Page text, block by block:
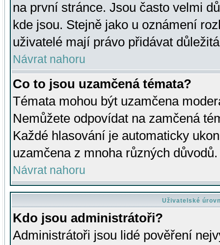
na první stránce. Jsou často velmi
kde jsou. Stejně jako u oznámení
uživatelé mají právo přidávat
Návrat nahoru
Co to jsou uzamčená témata?
Témata mohou být uzamčena
Nemůžete odpovídat na zamčená
Každé hlasování je automaticky
uzamčena z mnoha různých důvodů.
Návrat nahoru
Uživatelské
Kdo jsou administrátoři?
Administrátoři jsou lidé pověření